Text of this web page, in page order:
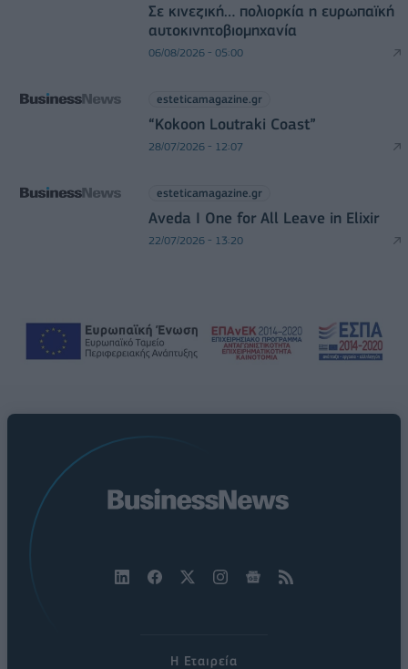
Σε κινεζική… πολιορκία η ευρωπαϊκή
αυτοκινητοβιομηχανία
06/08/2026 - 05:00
esteticamagazine.gr
“Kokoon Loutraki Coast”
28/07/2026 - 12:07
esteticamagazine.gr
Aveda I One for All Leave in Elixir
22/07/2026 - 13:20
Η Εταιρεία